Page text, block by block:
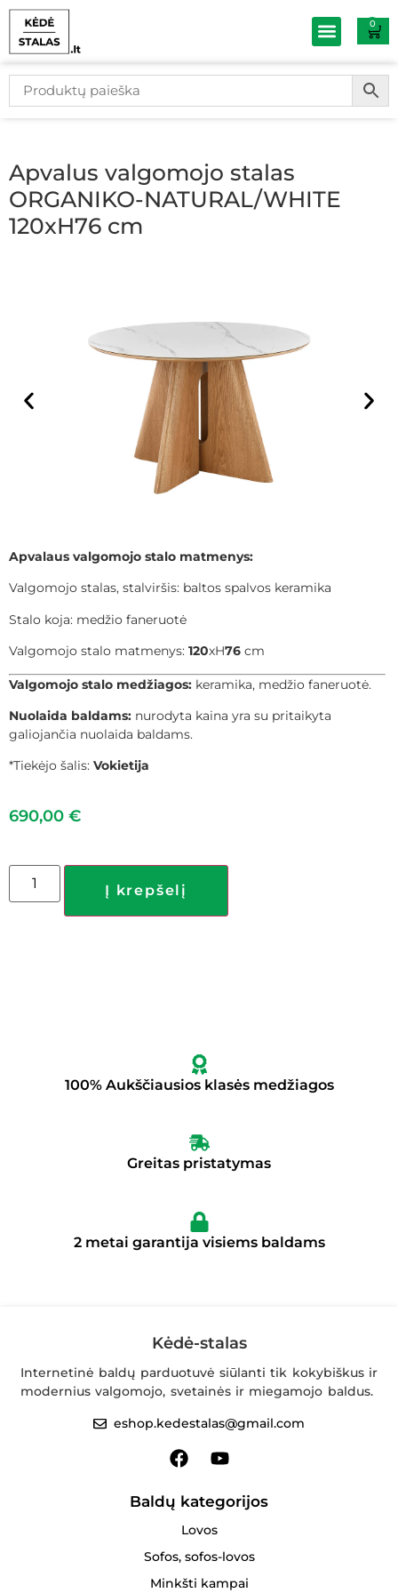
0
Apvalus valgomojo stalas
ORGANIKO-NATURAL/WHITE
120xH76 cm
Apvalaus valgomojo stalo matmenys:
Valgomojo stalas, stalviršis: baltos spalvos keramika
Stalo koja: medžio faneruotė
Valgomojo stalo matmenys: 120xH76 cm
Valgomojo stalo medžiagos: keramika, medžio faneruotė.
Nuolaida baldams: nurodyta kaina yra su pritaikyta
galiojančia nuolaida baldams.
*Tiekėjo šalis: Vokietija
690,00 €
Į krepšelį
100% Aukščiausios klasės medžiagos
Greitas pristatymas
2 metai garantija visiems baldams
Kėdė-stalas
Internetinė baldų parduotuvė siūlanti tik kokybiškus ir
modernius valgomojo, svetainės ir miegamojo baldus.
eshop.kedestalas@gmail.com
Baldų kategorijos
Lovos
Sofos, sofos-lovos
Minkšti kampai